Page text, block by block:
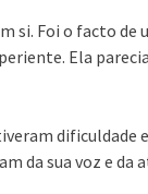
Foi o facto de
Ela
dificuldade
da sua voz e da